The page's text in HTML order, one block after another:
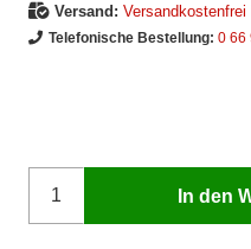
Versand: Versandkostenfrei
Telefonische Bestellung: 0 66
In den